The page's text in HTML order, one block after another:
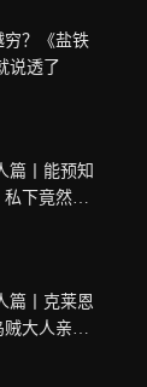
穷？《盐铁
说透了
篇丨能预知
下竟然还
篇丨克莱恩
大人亲自